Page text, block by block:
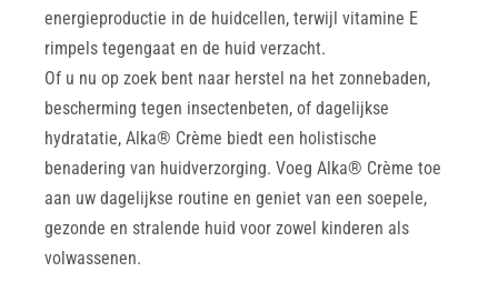
energieproductie in de huidcellen, terwijl vitamine E
rimpels tegengaat en de huid verzacht.
Of u nu op zoek bent naar herstel na het zonnebaden,
bescherming tegen insectenbeten, of dagelijkse
hydratatie, Alka® Crème biedt een holistische
benadering van huidverzorging. Voeg Alka® Crème toe
aan uw dagelijkse routine en geniet van een soepele,
gezonde en stralende huid voor zowel kinderen als
volwassenen.